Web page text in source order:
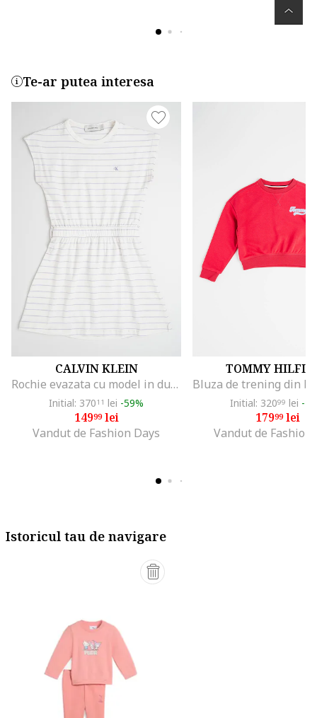
Te-ar putea interesa
CALVIN KLEIN
Rochie evazata cu model in dungi, Alb fildes/Lila
Initial: 37011 lei -59%
14999lei
Vandut de Fashion Days
TOMMY
Initial: 32099 lei -
17999lei
Vandut de Fashion
Istoricul tau de navigare